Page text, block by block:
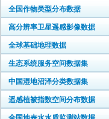
全国作物类型分布数据
高分辨率卫星遥感影像数据
全球基础地理数据
生态系统服务空间数据集
中国湿地沼泽分类数据集
遥感植被指数空间分布数据